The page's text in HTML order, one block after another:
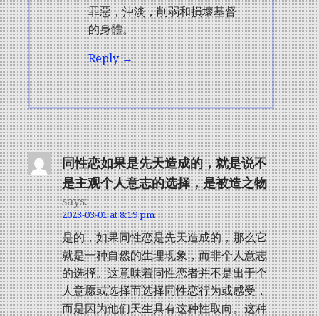
罪惡，沖淡，削弱和損壞基督
的身體。
Reply
同性恋如果是先天造成的，就是说不
是主观个人意志的选择，是被造之物
says:
2023-03-01 at 8:19 pm
是的，如果同性恋是先天造成的，那么它
就是一种自然的生理现象，而非个人意志
的选择。这意味着同性恋者并不是出于个
人意愿或选择而选择同性恋行为或感受，
而是因为他们天生具有这种性取向。这种